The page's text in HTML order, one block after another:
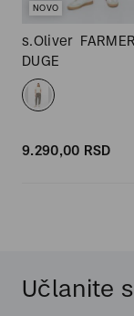
NOVO
s.Oliver
DUGE
9.290,00 RSD
Učlanite